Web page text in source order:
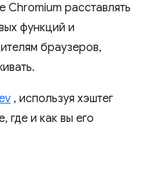
расставлять
функций и
браузеров,
, используя хэштег
где и как вы его